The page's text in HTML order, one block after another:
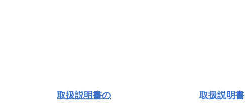
取扱説明書の
取扱説明書